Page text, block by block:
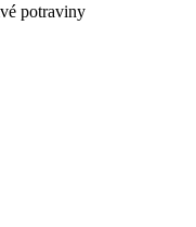
potraviny